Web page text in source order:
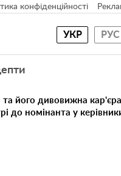
конфіденційності
УКР РУС
та його дивовижна
до номінанта у